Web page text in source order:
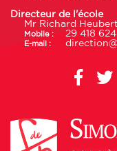
Directeur de l'école
Mr Richard Heubert
Mobile : 29 418 624
E-mail :